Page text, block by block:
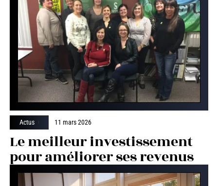
Actus 11 mars 2026
Le meilleur investissement
pour améliorer ses revenus